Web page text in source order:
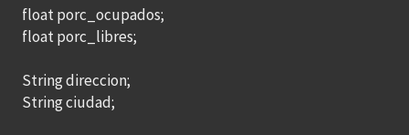
float porc_ocupados;
float porc_libres;
String direccion;
String ciudad;